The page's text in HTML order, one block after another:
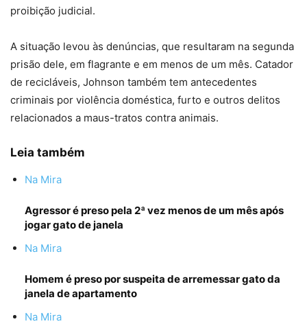
proibição judicial.
A situação levou às denúncias, que resultaram na segunda
prisão dele, em flagrante e em menos de um mês. Catador
de recicláveis, Johnson também tem antecedentes
criminais por violência doméstica, furto e outros delitos
relacionados a maus-tratos contra animais.
Leia também
Na Mira
Agressor é preso pela 2ª vez menos de um mês após
jogar gato de janela
Na Mira
Homem é preso por suspeita de arremessar gato da
janela de apartamento
Na Mira